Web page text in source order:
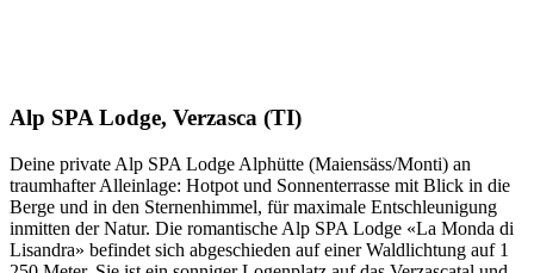
Alp SPA Lodge, Verzasca (TI)
Deine private Alp SPA Lodge Alphütte (Maiensäss/Monti) an
traumhafter Alleinlage: Hotpot und Sonnenterrasse mit Blick in die
Berge und in den Sternenhimmel, für maximale Entschleunigung
inmitten der Natur. Die romantische Alp SPA Lodge «La Monda di
Lisandra» befindet sich abgeschieden auf einer Waldlichtung auf 1